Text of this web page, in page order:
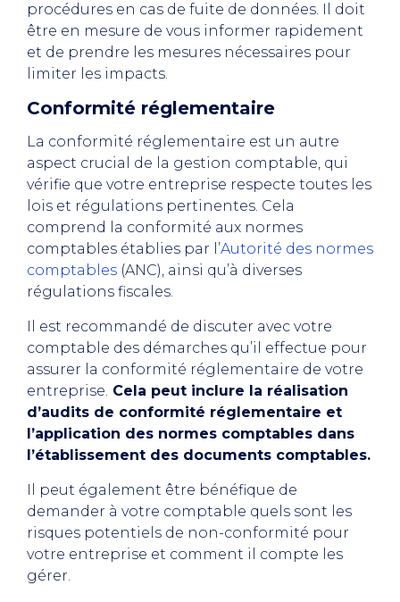
procédures en cas de fuite de données. Il doit
être en mesure de vous informer rapidement
et de prendre les mesures nécessaires pour
limiter les impacts.
Conformité réglementaire
La conformité réglementaire est un autre
aspect crucial de la gestion comptable, qui
vérifie que votre entreprise respecte toutes les
lois et régulations pertinentes. Cela
comprend la conformité aux normes
comptables établies par l’Autorité des normes
comptables (ANC), ainsi qu’à diverses
régulations fiscales.
Il est recommandé de discuter avec votre
comptable des démarches qu’il effectue pour
assurer la conformité réglementaire de votre
entreprise. Cela peut inclure la réalisation
d’audits de conformité réglementaire et
l’application des normes comptables dans
l’établissement des documents comptables.
Il peut également être bénéfique de
demander à votre comptable quels sont les
risques potentiels de non-conformité pour
votre entreprise et comment il compte les
gérer.